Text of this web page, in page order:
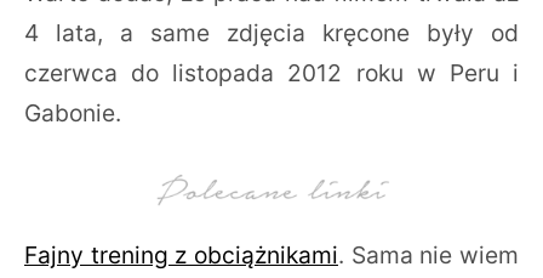
4 lata, a same zdjęcia kręcone były od
czerwca do listopada 2012 roku w Peru i
Gabonie.
Fajny trening z obciążnikami. Sama nie wiem